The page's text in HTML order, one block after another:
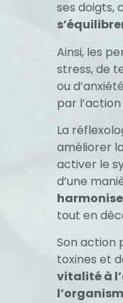
ses doigts,
Ainsi, les
stress, de
ou
par
La
améliorer
activer le
d’une
tout en
Son action
toxines et
vitalité à